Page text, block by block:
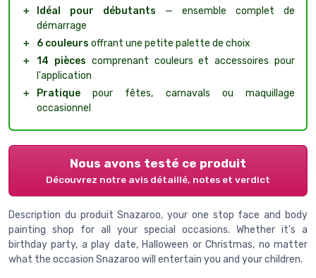
＋
Idéal pour débutants — ensemble complet de
démarrage
＋
6 couleurs offrant une petite palette de choix
＋ 14 pièces comprenant couleurs et accessoires pour
l'application
＋
Pratique pour fêtes, carnavals ou maquillage
occasionnel
Nous avons testé ce produit
Découvrez notre avis détaillé, notes et verdict
Description du produit Snazaroo, your one stop face and body
painting shop for all your special occasions. Whether it's a
birthday party, a play date, Halloween or Christmas, no matter
what the occasion Snazaroo will entertain you and your children.